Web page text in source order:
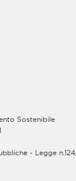
l’esperienza
dei
gestione della
dei loro
accedere alle
utenza, previo
procedura di
utenti registrati dei
web dei Contitolari
ed è gestita in
quale autonomo
Sostenibile
- Legge